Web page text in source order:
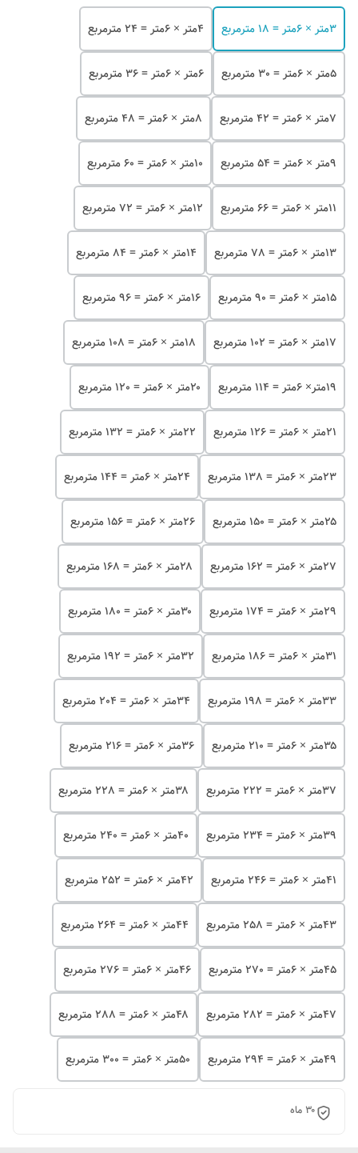
۳متر × 6متر = 18 مترمربع ۴متر × 6متر = 24 مترمربع
۵متر × 6متر = 30 مترمربع ۶متر × 6متر = 36 مترمربع
۷متر × 6متر = 42 مترمربع ۸متر × 6متر = 48 مترمربع
۹متر × 6متر = 54 مترمربع ۱۰متر × 6متر = 60 مترمربع
۱۱متر × 6متر = 66 مترمربع ۱۲متر × 6متر = 72 مترمربع
۱۳متر × 6متر = 78 مترمربع ۱۴متر × 6متر = 84 مترمربع
۱۵متر × 6متر = 90 مترمربع ۱۶متر × 6متر = 96 مترمربع
۱۷متر × 6متر = 102 مترمربع ۱۸متر × 6متر = 108 مترمربع
۱۹متر× 6متر = 114 مترمربع ۲۰متر × 6متر = 120 مترمربع
۲۱متر × 6متر = 126 مترمربع ۲۲متر × 6متر = 132 مترمربع
۲۳متر × 6متر = 138 مترمربع ۲۴متر × 6متر = 144 مترمربع
۲۵متر × 6متر = 150 مترمربع ۲۶متر × 6متر = 156 مترمربع
۲۷متر × 6متر = 162 مترمربع ۲۸متر × 6متر = 168 مترمربع
۲۹متر × 6متر = 174 مترمربع ۳۰متر × 6متر = 180 مترمربع
۳۱متر × 6متر = 186 مترمربع ۳۲متر × 6متر = 192 مترمربع
۳۳متر × 6متر = 198 مترمربع ۳۴متر × 6متر = 204 مترمربع
۳۵متر × 6متر = 210 مترمربع ۳۶متر × 6متر = 216 مترمربع
۳۷متر × 6متر = 222 مترمربع ۳۸متر × 6متر = 228 مترمربع
۳۹متر × 6متر = 234 مترمربع ۴۰متر × 6متر = 240 مترمربع
۴۱متر × 6متر = 246 مترمربع ۴۲متر × 6متر = 252 مترمربع
۴۳متر × 6متر = 258 مترمربع ۴۴متر × 6متر = 264 مترمربع
۴۵متر × 6متر = 270 مترمربع ۴۶متر × 6متر = 276 مترمربع
۴۷متر × 6متر = 282 مترمربع ۴۸متر × 6متر = 288 مترمربع
۴۹متر × 6متر = 294 مترمربع ۵۰متر × 6متر = 300 مترمربع
۳۰ ماه